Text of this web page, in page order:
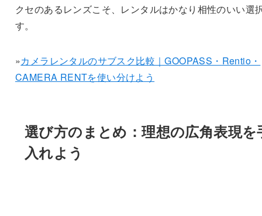
クセのあるレンズこそ、レンタルはかなり相性のいい選
す。
»カメラレンタルのサブスク比較｜GOOPASS・Rentio・
CAMERA RENTを使い分けよう
選び方のまとめ：理想の広角表現を
入れよう